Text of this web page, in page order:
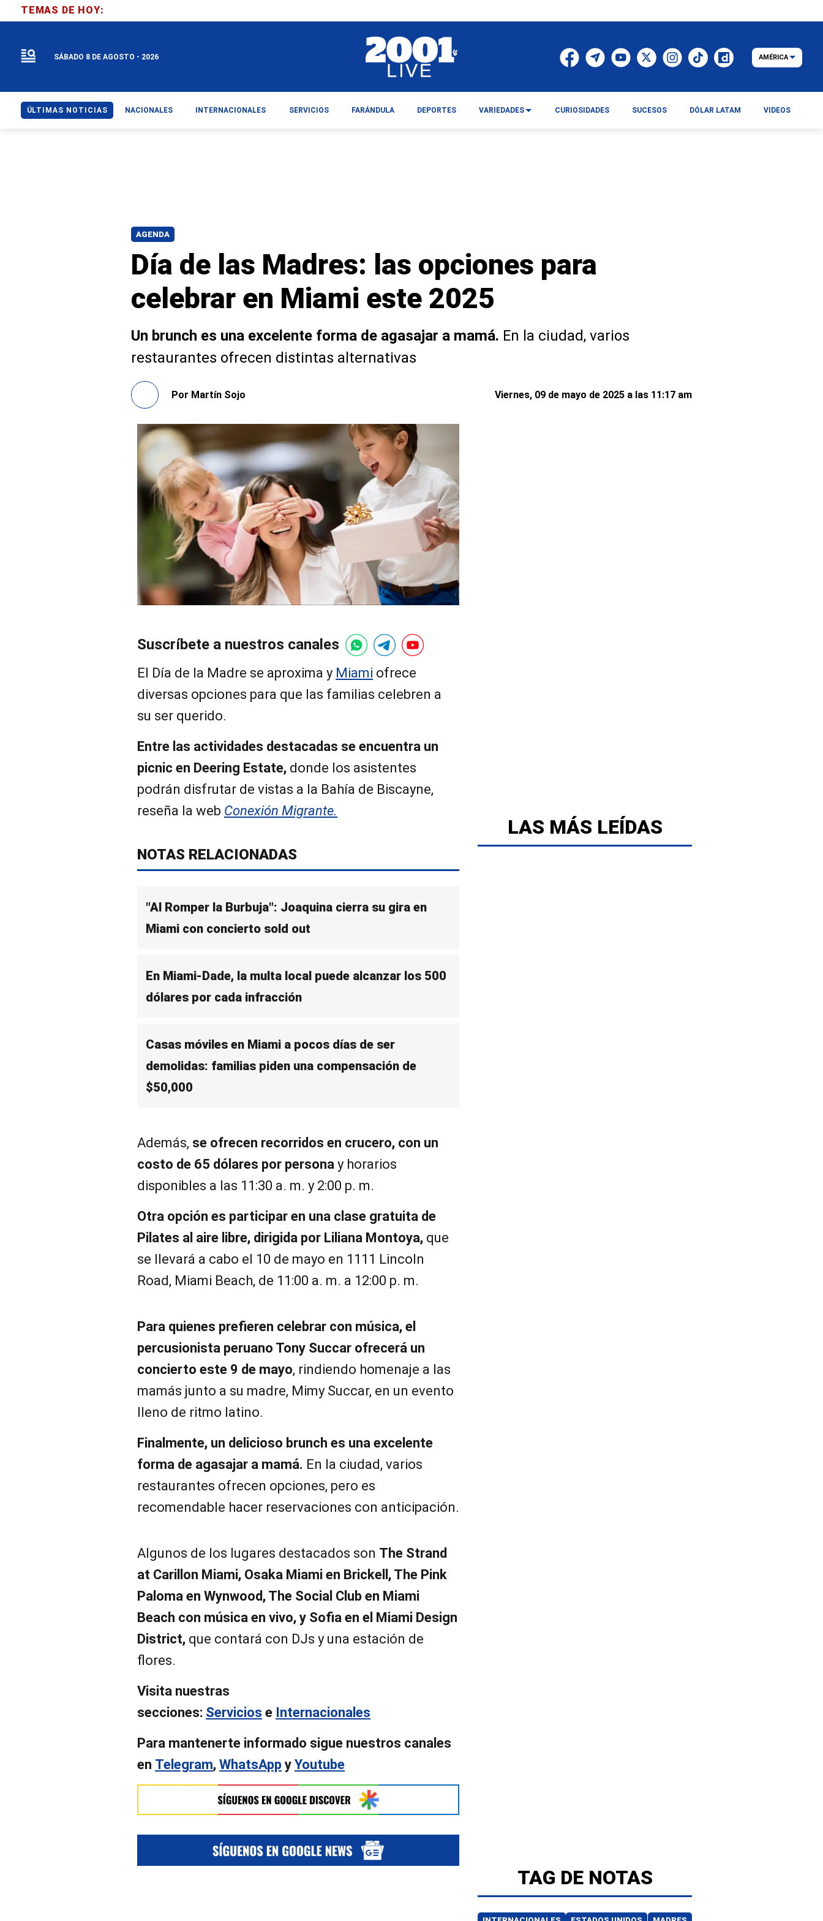
AGENDA
Día de las Madres: las opciones para
celebrar en Miami este 2025
Un brunch es una excelente forma de agasajar a mamá. En la ciudad, varios
restaurantes ofrecen distintas alternativas
Por Martín Sojo Viernes, 09 de mayo de 2025 a las 11:17 am
Suscríbete a nuestros canales
El Día de la Madre se aproxima y Miami ofrece
diversas opciones para que las familias celebren a
su ser querido.
Entre las actividades destacadas se encuentra un
picnic en Deering Estate, donde los asistentes
podrán disfrutar de vistas a la Bahía de Biscayne,
reseña la web Conexión Migrante.
NOTAS RELACIONADAS
"Al Romper la Burbuja": Joaquina cierra su gira en
Miami con concierto sold out
En Miami-Dade, la multa local puede alcanzar los 500
dólares por cada infracción
Casas móviles en Miami a pocos días de ser
demolidas: familias piden una compensación de
$50,000
Además, se ofrecen recorridos en crucero, con un
costo de 65 dólares por persona y horarios
disponibles a las 11:30 a. m. y 2:00 p. m.
Otra opción es participar en una clase gratuita de
Pilates al aire libre, dirigida por Liliana Montoya, que
se llevará a cabo el 10 de mayo en 1111 Lincoln
Road, Miami Beach, de 11:00 a. m. a 12:00 p. m.
Para quienes prefieren celebrar con música, el
percusionista peruano Tony Succar ofrecerá un
concierto este 9 de mayo, rindiendo homenaje a las
mamás junto a su madre, Mimy Succar, en un evento
lleno de ritmo latino.
Finalmente, un delicioso brunch es una excelente
forma de agasajar a mamá. En la ciudad, varios
restaurantes ofrecen opciones, pero es
recomendable hacer reservaciones con anticipación.
Algunos de los lugares destacados son The Strand
at Carillon Miami, Osaka Miami en Brickell, The Pink
Paloma en Wynwood, The Social Club en Miami
Beach con música en vivo, y Sofia en el Miami Design
District, que contará con DJs y una estación de
flores.
Visita nuestras
secciones: Servicios e Internacionales
Para mantenerte informado sigue nuestros canales
en Telegram, WhatsApp y Youtube
LAS MÁS LEÍDAS
TAG DE NOTAS
TEMAS DE HOY:
SÁBADO 8 DE AGOSTO - 2026 AMÉRICA
ÚLTIMAS NOTICIAS NACIONALES INTERNACIONALES SERVICIOS FARÁNDULA DEPORTES VARIEDADES CURIOSIDADES SUCESOS DÓLAR LATAM VIDEOS